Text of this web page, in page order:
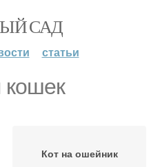
САД
статьи
Кот на ошейник